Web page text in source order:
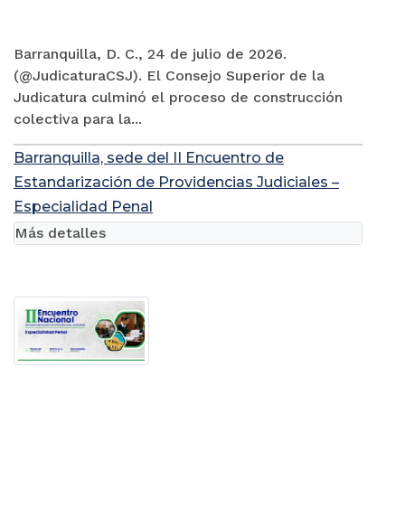
Barranquilla, D. C., 24 de julio de 2026.
(@JudicaturaCSJ). El Consejo Superior de la
Judicatura culminó el proceso de construcción
colectiva para la...
Barranquilla, sede del II Encuentro de
Estandarización de Providencias Judiciales –
Especialidad Penal
Más detalles